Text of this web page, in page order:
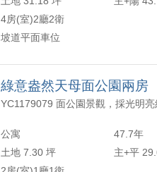
4房(室)2廳2衛
坡道平面車位
綠意盎然天母面公園兩
公寓 47.7年
土地 7.30 坪
主+平